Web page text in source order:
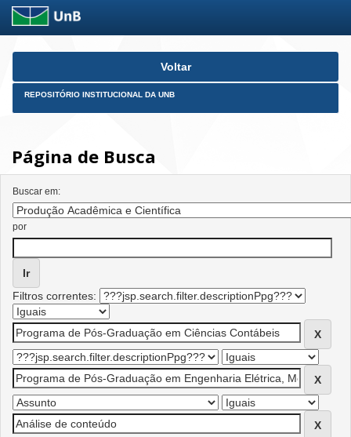
Skip
Voltar
REPOSITÓRIO INSTITUCIONAL DA UNB
Página de Busca
Buscar em:
por
Filtros correntes: